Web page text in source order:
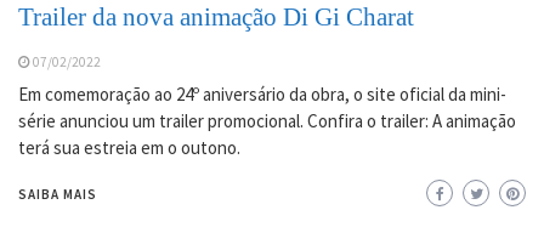
Trailer da nova animação Di Gi Charat
07/02/2022
Em comemoração ao 24º aniversário da obra, o site oficial da mini-
série anunciou um trailer promocional. Confira o trailer: A animação
terá sua estreia em o outono.
SAIBA MAIS